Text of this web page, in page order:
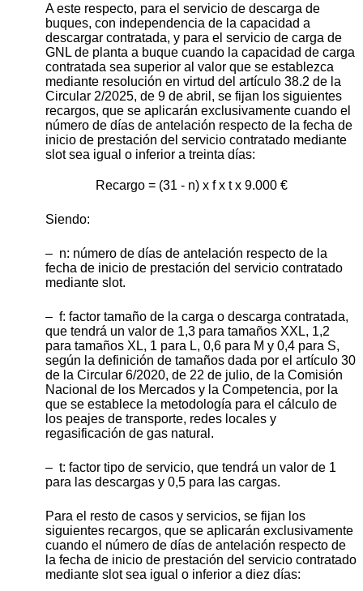
A este respecto, para el servicio de descarga de
buques, con independencia de la capacidad a
descargar contratada, y para el servicio de carga de
GNL de planta a buque cuando la capacidad de carga
contratada sea superior al valor que se establezca
mediante resolución en virtud del artículo 38.2 de la
Circular 2/2025, de 9 de abril, se fijan los siguientes
recargos, que se aplicarán exclusivamente cuando el
número de días de antelación respecto de la fecha de
inicio de prestación del servicio contratado mediante
slot sea igual o inferior a treinta días:
Recargo = (31 - n) x f x t x 9.000 €
Siendo:
– n: número de días de antelación respecto de la
fecha de inicio de prestación del servicio contratado
mediante slot.
– f: factor tamaño de la carga o descarga contratada,
que tendrá un valor de 1,3 para tamaños XXL, 1,2
para tamaños XL, 1 para L, 0,6 para M y 0,4 para S,
según la definición de tamaños dada por el artículo 30
de la Circular 6/2020, de 22 de julio, de la Comisión
Nacional de los Mercados y la Competencia, por la
que se establece la metodología para el cálculo de
los peajes de transporte, redes locales y
regasificación de gas natural.
– t: factor tipo de servicio, que tendrá un valor de 1
para las descargas y 0,5 para las cargas.
Para el resto de casos y servicios, se fijan los
siguientes recargos, que se aplicarán exclusivamente
cuando el número de días de antelación respecto de
la fecha de inicio de prestación del servicio contratado
mediante slot sea igual o inferior a diez días: